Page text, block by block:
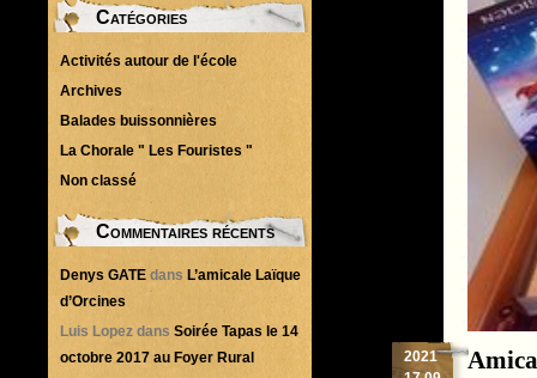
2021
Catégories
Activités autour de l'école
Archives
Balades buissonnières
La Chorale " Les Fouristes "
Non classé
Commentaires récents
Denys GATE dans L’amicale Laïque
d’Orcines
Luis Lopez dans Soirée Tapas le 14
octobre 2017 au Foyer Rural